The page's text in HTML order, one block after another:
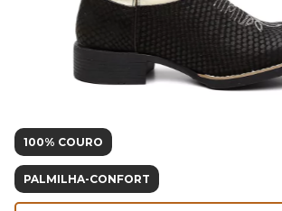
100% COURO
PALMILHA-CONFORT